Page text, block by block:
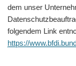
dem unser
folgendem Link
https://